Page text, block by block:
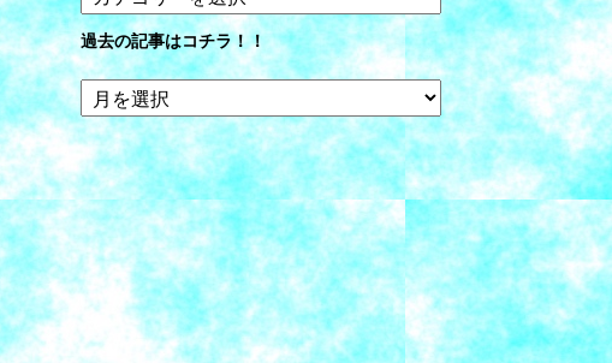
テ
ゴ
リ
ー
は
コ
チ
ラ！！
過去の記事はコチラ！！
過
去
の
記
事
は
コ
チ
ラ！！